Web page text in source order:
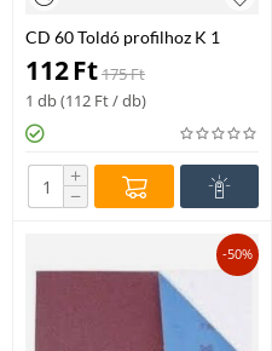
CD 60 Toldó profilhoz K 1
112Ft175Ft
1 db (112 Ft/ db)
+
−
-50%